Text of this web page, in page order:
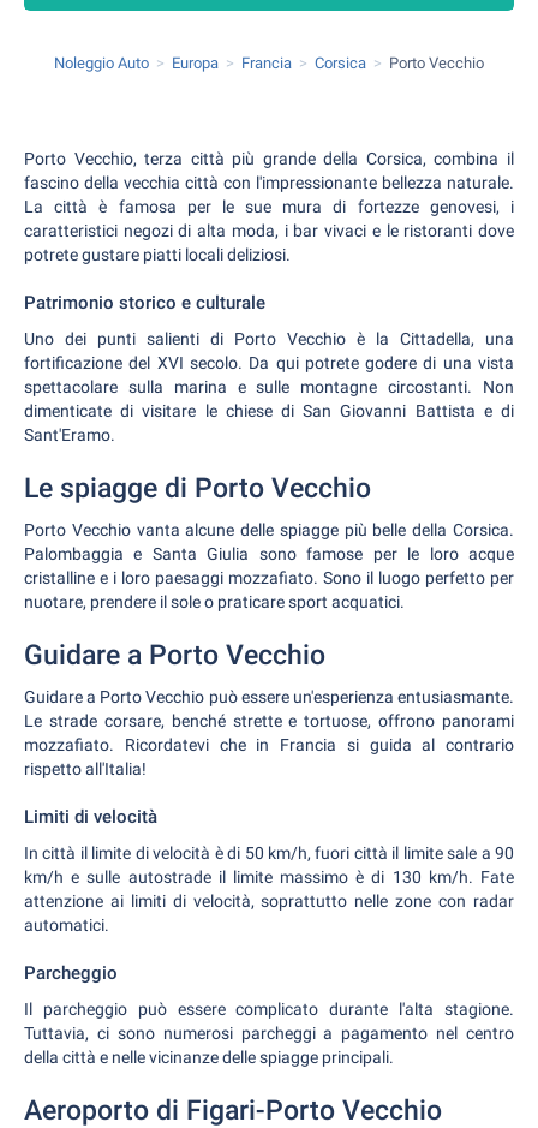
Noleggio Auto Europa Francia Corsica Porto Vecchio
Porto Vecchio, terza città più grande della Corsica, combina il
fascino della vecchia città con l'impressionante bellezza naturale.
La città è famosa per le sue mura di fortezze genovesi, i
caratteristici negozi di alta moda, i bar vivaci e le ristoranti dove
potrete gustare piatti locali deliziosi.
Patrimonio storico e culturale
Uno dei punti salienti di Porto Vecchio è la Cittadella, una
fortificazione del XVI secolo. Da qui potrete godere di una vista
spettacolare sulla marina e sulle montagne circostanti. Non
dimenticate di visitare le chiese di San Giovanni Battista e di
Sant'Eramo.
Le spiagge di Porto Vecchio
Porto Vecchio vanta alcune delle spiagge più belle della Corsica.
Palombaggia e Santa Giulia sono famose per le loro acque
cristalline e i loro paesaggi mozzafiato. Sono il luogo perfetto per
nuotare, prendere il sole o praticare sport acquatici.
Guidare a Porto Vecchio
Guidare a Porto Vecchio può essere un'esperienza entusiasmante.
Le strade corsare, benché strette e tortuose, offrono panorami
mozzafiato. Ricordatevi che in Francia si guida al contrario
rispetto all'Italia!
Limiti di velocità
In città il limite di velocità è di 50 km/h, fuori città il limite sale a 90
km/h e sulle autostrade il limite massimo è di 130 km/h. Fate
attenzione ai limiti di velocità, soprattutto nelle zone con radar
automatici.
Parcheggio
Il parcheggio può essere complicato durante l'alta stagione.
Tuttavia, ci sono numerosi parcheggi a pagamento nel centro
della città e nelle vicinanze delle spiagge principali.
Aeroporto di Figari-Porto Vecchio